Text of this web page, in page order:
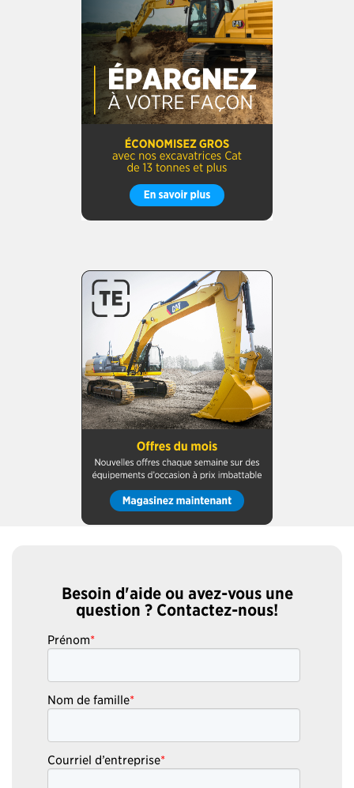
Besoin d'aide ou avez-vous une
question ? Contactez-nous!
Prénom*
Nom de famille*
Courriel d’entreprise*